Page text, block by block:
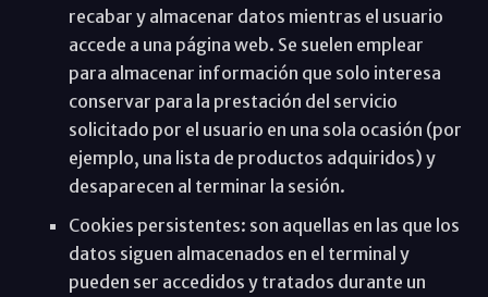
recabar y almacenar datos mientras el usuario
accede a una página web. Se suelen emplear
para almacenar información que solo interesa
conservar para la prestación del servicio
solicitado por el usuario en una sola ocasión (por
ejemplo, una lista de productos adquiridos) y
desaparecen al terminar la sesión.
Cookies persistentes: son aquellas en las que los
datos siguen almacenados en el terminal y
pueden ser accedidos y tratados durante un